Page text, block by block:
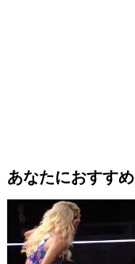
あなたにおすすめ